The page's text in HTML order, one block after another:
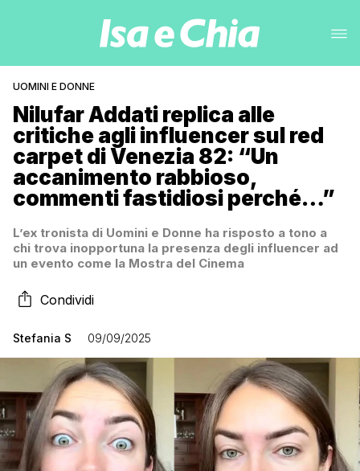
UOMINI E DONNE
Nilufar Addati replica alle
critiche agli influencer sul red
carpet di Venezia 82: “Un
accanimento rabbioso,
commenti fastidiosi perché…”
L’ex tronista di Uomini e Donne ha risposto a tono a
chi trova inopportuna la presenza degli influencer ad
un evento come la Mostra del Cinema
Condividi
Stefania S 09/09/2025